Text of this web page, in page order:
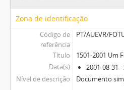
Zona de identificação
Código de
referência
PT/AUEVR/
Título
1501-2001 Um
Data(s)
2001-08-31
Nível de descrição
Documento